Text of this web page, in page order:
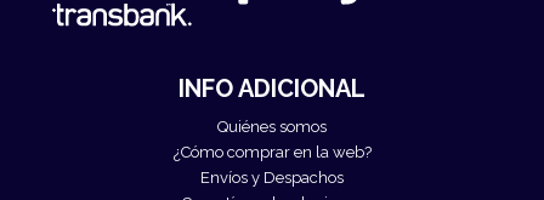
INFO ADICIONAL
Quiénes somos
¿Cómo comprar en la web?
Envíos y Despachos